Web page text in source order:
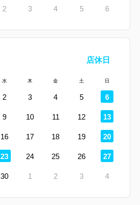
2 3 4 5 6
店休日
水 木 金 土 日
2 3 4 5 6
定
休
日
9 10 11 12 13
定
休
日
16 17 18 19 20
定
休
日
23
定
休
日
24 25 26 27
定
休
日
30 1 2 3 4